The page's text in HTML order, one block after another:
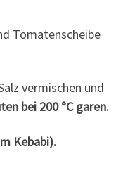
Tomatenscheibe
vermischen und
bei 200 °C garen.
Kebabi).